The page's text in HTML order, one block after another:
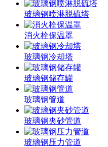
玻璃钢喷淋脱硫塔
消火栓保温罩
玻璃钢冷却塔
玻璃钢储存罐
玻璃钢管道
玻璃钢夹砂管道
玻璃钢压力管道